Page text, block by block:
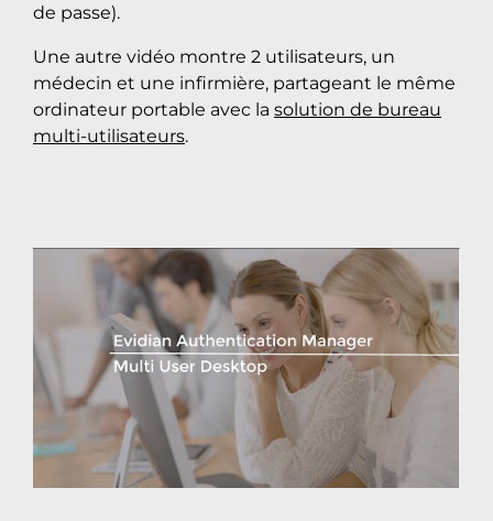
de passe).
Une autre vidéo montre 2 utilisateurs, un
médecin et une infirmière, partageant le même
ordinateur portable avec la solution de bureau
multi-utilisateurs.